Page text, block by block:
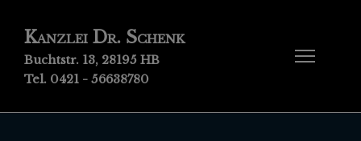
Kanzlei Dr. Schenk
Buchtstr. 13, 28195 HB
Tel. 0421 - 56638780